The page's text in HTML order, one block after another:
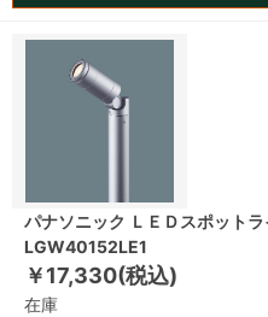
パナソニック ＬＥＤスポット
LGW40152LE1
￥17,330(税込)
在庫